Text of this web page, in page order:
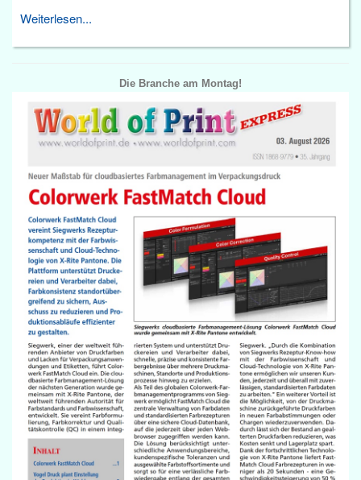
Weiterlesen...
Die Branche am Montag!